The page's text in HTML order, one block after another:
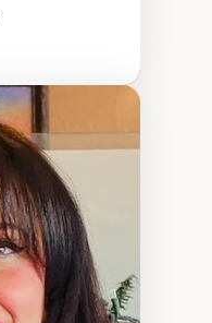
des théories de
du féminisme
STIM dans une
de care
des